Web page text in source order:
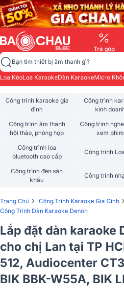
Trả góp
Bạn tìm thiết bị âm thanh gì?
Loa KéoLoa KaraokeDàn KaraokeMicro
Công trình karaoke gia
đình
Công trình
kinh
Công trình âm thanh
hội thảo, phòng họp
Công trình
xem phim
Công trình loa
bluetooth cao cấp
Công trình
Công trình đèn sân
khấu
Công trình
Trang Chủ › Công Trình Karaoke Gia Đình ›
Công Trình Dàn Karaoke Denon
Lắp đặt dàn karaoke
cho chị Lan tại TP
512, Audiocenter
BIK BBK-W55A, BIK